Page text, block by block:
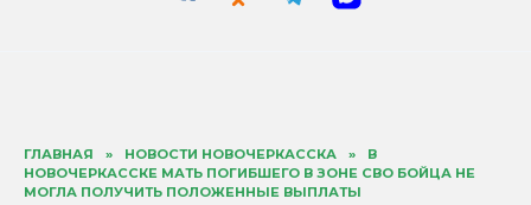
ГЛАВНАЯ » НОВОСТИ НОВОЧЕРКАССКА »
В
НОВОЧЕРКАССКЕ МАТЬ ПОГИБШЕГО В ЗОНЕ СВО БОЙЦА НЕ
МОГЛА ПОЛУЧИТЬ ПОЛОЖЕННЫЕ ВЫПЛАТЫ